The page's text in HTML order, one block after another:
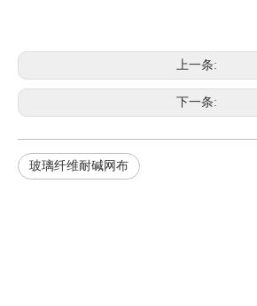
上一条:
下一条:
玻璃纤维耐碱网布